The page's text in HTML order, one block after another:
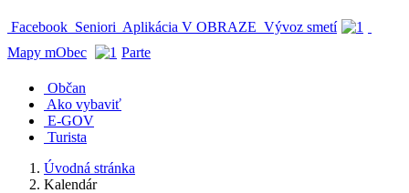
Facebook Seniori Aplikácia V OBRAZE Vývoz smetí
Mapy mObec
Parte
Občan
Ako vybaviť
E-GOV
Turista
Úvodná stránka
Kalendár